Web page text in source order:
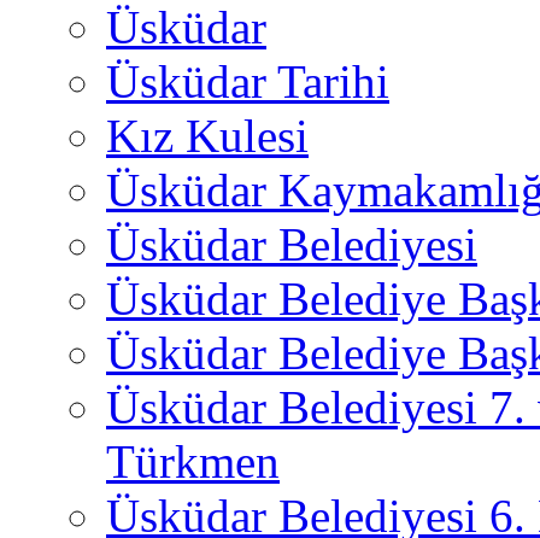
Üsküdar
Üsküdar Tarihi
Kız Kulesi
Üsküdar
Üsküdar Belediyesi
Üsküdar Belediye
Üsküdar Belediye
Üsküdar Belediyesi
Türkmen
Üsküdar Belediyesi 6.